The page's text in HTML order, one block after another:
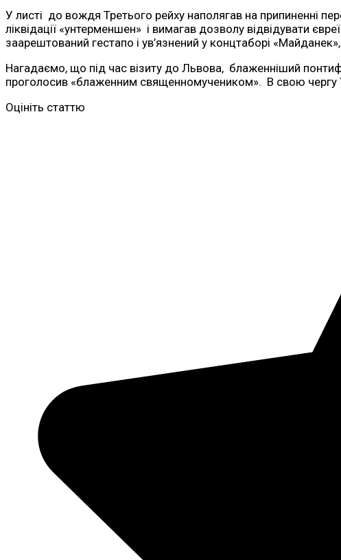
У листі до вождя Третього рейху наполягав на припиненні
ліквідації «унтерменшен» і вимагав дозволу відвідувати
заарештований гестапо і ув’язнений у концтаборі
Нагадаємо, що під час візиту до Львова, блаженніший
проголосив «блаженним священномучеником». В свою чергу
Оцініть статтю